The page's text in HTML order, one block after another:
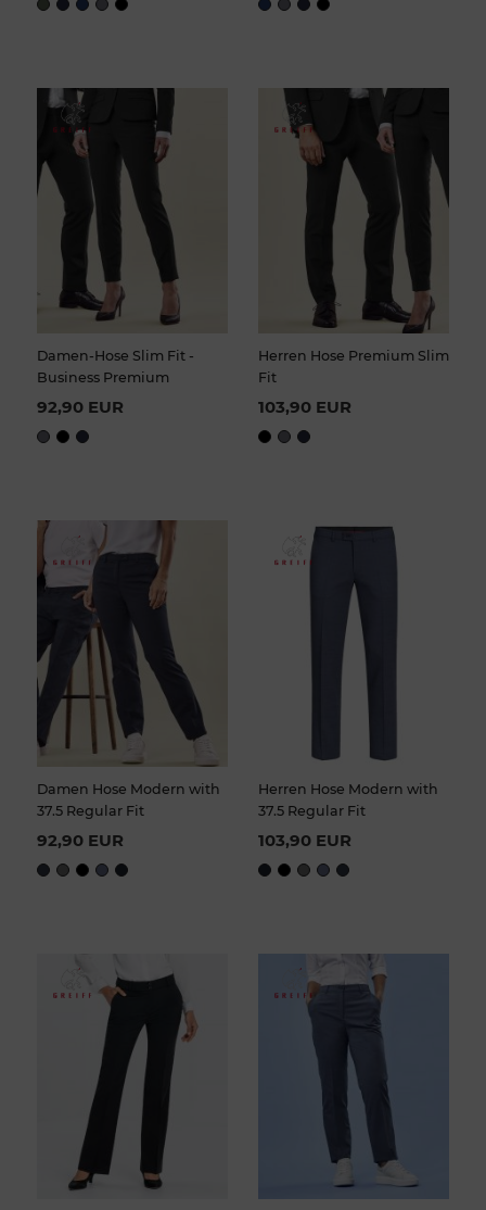
Damen-Hose Slim Fit -
Business Premium
92,90 EUR
Herren Hose Premium Slim
Fit
103,90 EUR
Damen Hose Modern with
37.5 Regular Fit
92,90 EUR
Herren Hose Modern with
37.5 Regular Fit
103,90 EUR